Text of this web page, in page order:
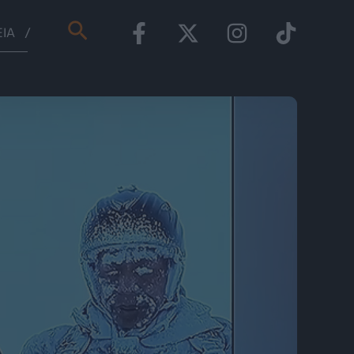
Αναζήτηση